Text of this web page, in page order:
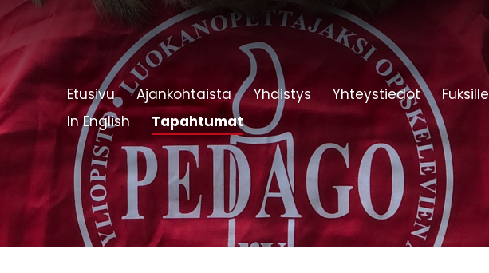
Etusivu Ajankohtaista Yhdistys Yhteystiedot Fuksille
In English
Tapahtumat